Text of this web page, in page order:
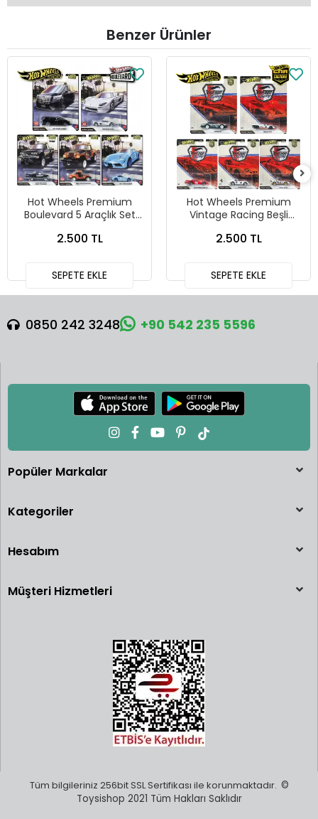
Benzer Ürünler
Hot Wheels Premium
Boulevard 5 Araçlık Set
2.500 TL
SEPETE EKLE
Hot Wheels Premium
Vintage Racing Beşli
2.500 TL
SEPETE EKLE
0850 242 3248 +90 542 235 5596
Popüler Markalar
Kategoriler
Hesabım
Müşteri Hizmetleri
Tüm bilgileriniz 256bit SSL Sertifikası ile korunmaktadır. ©
Toysishop 2021 Tüm Hakları Saklıdır